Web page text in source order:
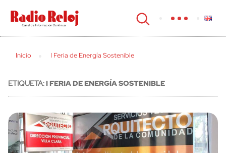
cerrar
Inicio I Feria de Energía Sostenible
ETIQUETA:I FERIA DE ENERGÍA SOSTENIBLE